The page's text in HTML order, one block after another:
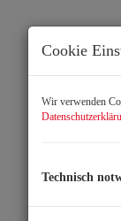
Cookie
Wir verwenden
Technisch